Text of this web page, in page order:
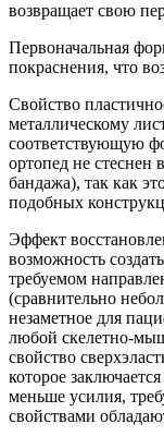
возвращает свою
Первоначальная
покраснения, что
Свойство
металлическому
соответствующую
ортопед не стеснен
бандажа), так как
подобных
Эффект
возможность
требуемом
(сравнительно
незаметное для
любой скелетно-
свойство
которое
меньше усилия,
свойствами